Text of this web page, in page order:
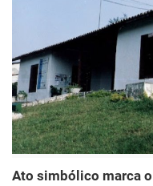
Ato simbólico marca